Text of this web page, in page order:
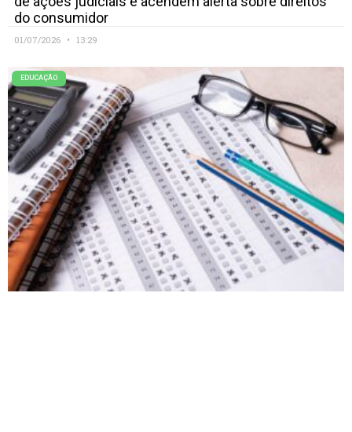
do consumidor
01/07/2026 13:29
EDUCAÇÃO